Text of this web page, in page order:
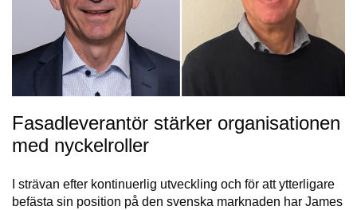
Fasadleverantör stärker organisationen
med nyckelroller
I strävan efter kontinuerlig utveckling och för att ytterligare
befästa sin position på den svenska marknaden har James